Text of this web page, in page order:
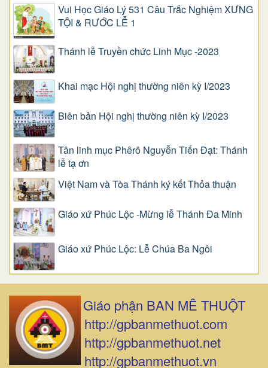
Vui Học Giáo Lý 531 Câu Trắc Nghiệm XƯNG
TỘI & RƯỚC LỄ 1
Thánh lễ Truyền chức Linh Mục -2023
Khai mạc Hội nghị thường niên kỳ I/2023
Biên bản Hội nghị thường niên kỳ I/2023
Tân linh mục Phêrô Nguyễn Tiến Đạt: Thánh
lễ tạ ơn
Việt Nam và Tòa Thánh ký kết Thỏa thuận
Giáo xứ Phúc Lộc -Mừng lễ Thánh Đa Minh
Giáo xứ Phúc Lộc: Lễ Chúa Ba Ngôi
Giáo phận BAN MÊ THUỘT
http://gpbanmethuot.com
http://gpbanmethuot.net
http://gpbanmethuot.vn